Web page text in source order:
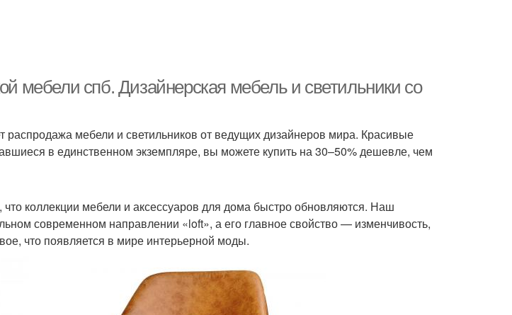
мебели спб. Дизайнерская мебель и светильники со
распродажа мебели и светильников от ведущих дизайнеров мира. Красивые
в единственном экземпляре, вы можете купить на 30–50% дешевле, чем
коллекции мебели и аксессуаров для дома быстро обновляются. Наш
современном направлении «loft», а его главное свойство — изменчивость,
что появляется в мире интерьерной моды.